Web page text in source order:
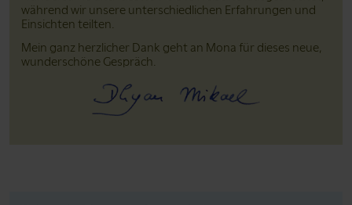
während wir unsere unterschiedlichen Erfahrungen und
Einsichten teilten.
Mein ganz herzlicher Dank geht an Mona für dieses neue,
wunderschöne Gespräch.